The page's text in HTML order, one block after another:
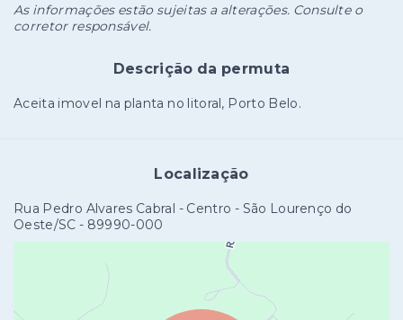
As informações estão sujeitas a alterações. Consulte o
corretor responsável.
Descrição da permuta
Aceita imovel na planta no litoral, Porto Belo.
Localização
Rua Pedro Alvares Cabral - Centro - São Lourenço do
Oeste/SC - 89990-000